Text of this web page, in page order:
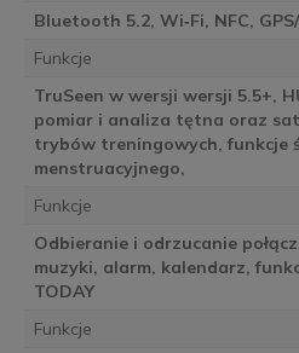
Bluetooth 5.2, Wi‑Fi, NFC,
Funkcje
TruSeen w wersji wersji 5.5+,
pomiar i analiza tętna oraz
trybów treningowych, funkcje
menstruacyjnego,
Funkcje
Odbieranie i odrzucanie
muzyki, alarm, kalendarz,
TODAY
Funkcje